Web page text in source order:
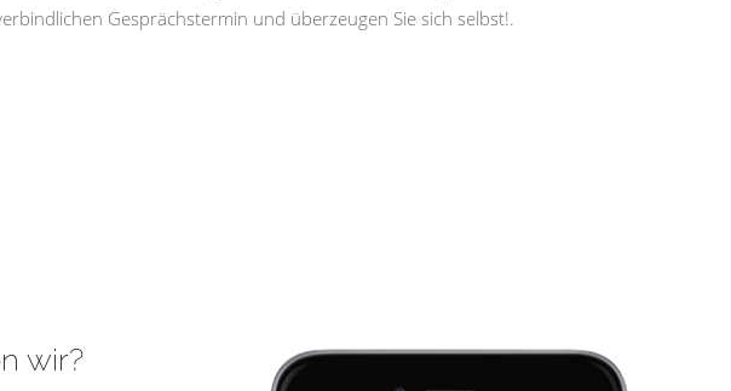
Gesprächstermin und überzeugen Sie sich selbst!.
wir?